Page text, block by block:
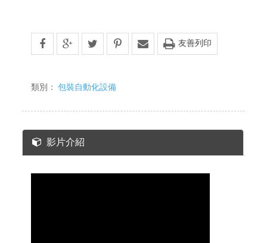
友善列印
類別：包裝自動化設備
影片介紹